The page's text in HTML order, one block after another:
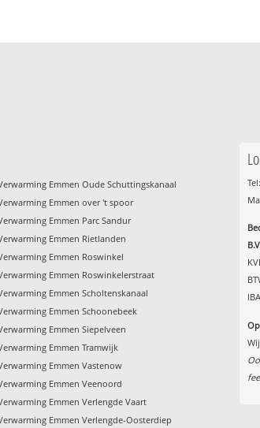
Emmen Oude Schuttingskanaal
Emmen over 't spoor
Emmen Parc Sandur
Emmen Rietlanden
Emmen Roswinkel
Emmen Roswinkelerstraat
Emmen Scholtenskanaal
Emmen Schoonebeek
Emmen Siepelveen
Emmen Tramwijk
Emmen Vastenow
Emmen Veenoord
Emmen Verlengde Vaart
Emmen Verlengde-Oosterdiep